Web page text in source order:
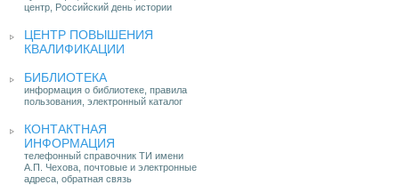
центр, Российский день истории
ЦЕНТР ПОВЫШЕНИЯ
КВАЛИФИКАЦИИ
БИБЛИОТЕКА
информация о библиотеке, правила
пользования, электронный каталог
КОНТАКТНАЯ
ИНФОРМАЦИЯ
телефонный справочник ТИ имени
А.П. Чехова, почтовые и электронные
адреса, обратная связь